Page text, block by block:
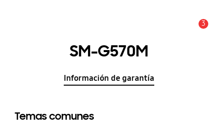
3
SM-G570M
Información de garantía
Temas comunes